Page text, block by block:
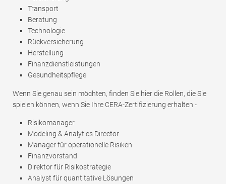
Transport
Beratung
Technologie
Rückversicherung
Herstellung
Finanzdienstleistungen
Gesundheitspflege
Wenn Sie genau sein möchten, finden Sie hier die Rollen, die Sie
spielen können, wenn Sie Ihre CERA-Zertifizierung erhalten -
Risikomanager
Modeling & Analytics Director
Manager für operationelle Risiken
Finanzvorstand
Direktor für Risikostrategie
Analyst für quantitative Lösungen